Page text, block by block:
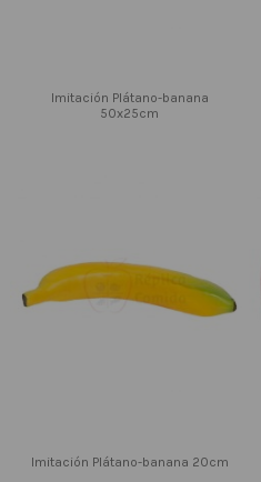
Imitación Plátano-banana
50x25cm
Imitación Plátano-banana 20cm